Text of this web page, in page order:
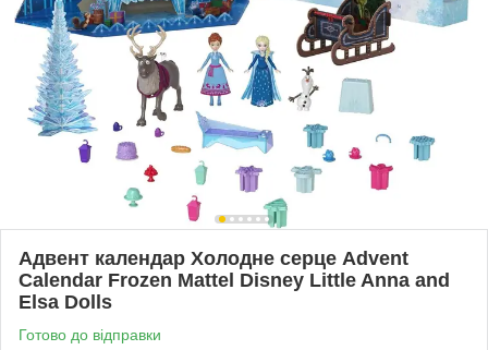
Адвент календар Холодне серце Advent
Calendar Frozen Mattel Disney Little Anna and
Elsa Dolls
Готово до відправки